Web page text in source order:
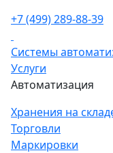
+7 (499) 289-88-39
Системы
Услуги
Автоматизация
Хранения на
Торговли
Маркировки